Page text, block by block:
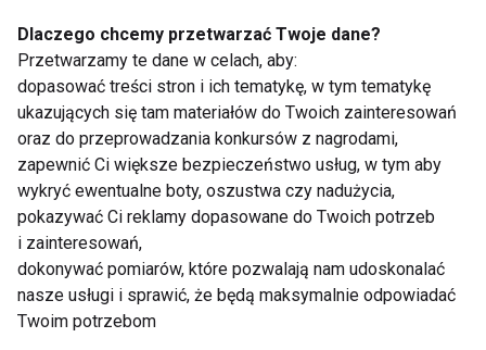
kluczowe staje się zapewnienie maksymalnej
elastyczności - możliwość ćwiczenia dokładnie
wtedy, gdy pojawia się wolne „okno czasowe” –
podkreśla Magdalena Szwed.
Użytkownicy klubów fitness coraz bardziej
doceniają możliwość korzystania z infrastruktury
sportowej w systemie 24/7. Transformacja rynku
pracy dodatkowo wzmacnia ten trend. Setki tysięcy
Polaków pracują w trybie zmianowym lub nocnym –
w ochronie zdrowia, w służbach mundurowych,
Dlaczego chcemy przetwarzać Twoje dane?
Przetwarzamy te dane w celach, aby:
dopasować treści stron i ich tematykę, w tym tematykę
ukazujących się tam materiałów do Twoich zainteresowań
oraz do przeprowadzania konkursów z nagrodami,
zapewnić Ci większe bezpieczeństwo usług, w tym aby
wykryć ewentualne boty, oszustwa czy nadużycia,
pokazywać Ci reklamy dopasowane do Twoich potrzeb
i zainteresowań,
dokonywać pomiarów, które pozwalają nam udoskonalać
nasze usługi i sprawić, że będą maksymalnie odpowiadać
Twoim potrzebom